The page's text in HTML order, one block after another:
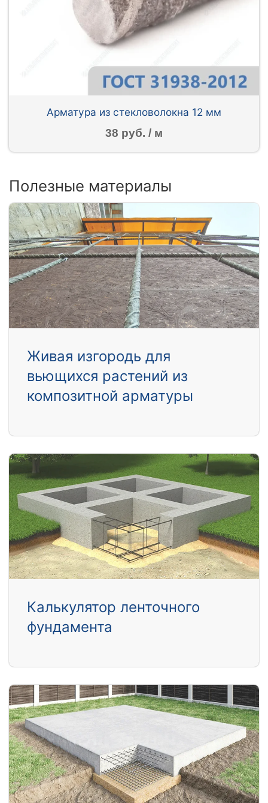
Арматура из стекловолокна 12 мм
38 руб. / м
Полезные материалы
Живая изгородь для
вьющихся растений из
композитной арматуры
Калькулятор ленточного
фундамента